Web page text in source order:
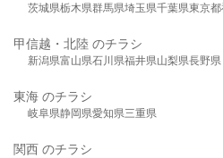
茨城県栃木県群馬県埼玉県千葉県東京都
甲信越・北陸 のチラシ
新潟県富山県石川県福井県山梨県長野県
東海 のチラシ
岐阜県静岡県愛知県三重県
関西 のチラシ